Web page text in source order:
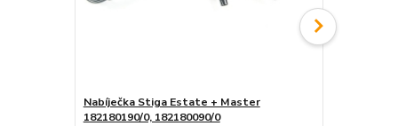
Nabíječka Stiga Estate + Master
182180190/0, 182180090/0